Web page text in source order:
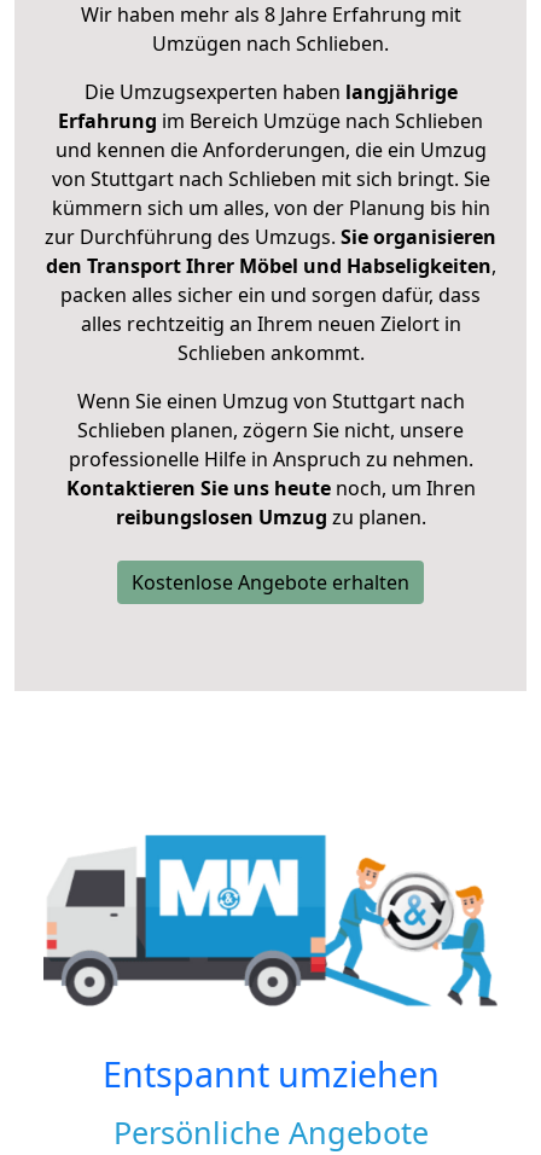
Wir haben mehr als 8 Jahre Erfahrung mit
Umzügen nach Schlieben.
Die Umzugsexperten haben langjährige
Erfahrung im Bereich Umzüge nach Schlieben
und kennen die Anforderungen, die ein Umzug
von Stuttgart nach Schlieben mit sich bringt. Sie
kümmern sich um alles, von der Planung bis hin
zur Durchführung des Umzugs. Sie organisieren
den Transport Ihrer Möbel und Habseligkeiten,
packen alles sicher ein und sorgen dafür, dass
alles rechtzeitig an Ihrem neuen Zielort in
Schlieben ankommt.
Wenn Sie einen Umzug von Stuttgart nach
Schlieben planen, zögern Sie nicht, unsere
professionelle Hilfe in Anspruch zu nehmen.
Kontaktieren Sie uns heutenoch, um Ihren
reibungslosen Umzug zu planen.
Kostenlose Angebote erhalten
Entspannt umziehen
Persönliche Angebote